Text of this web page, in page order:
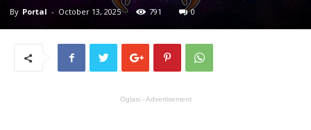
By Portal - October 13, 2025 791 0
Oglasi - Advertisement